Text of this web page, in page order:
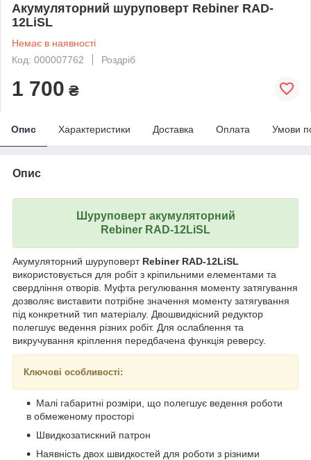
Акумуляторний шуруповерт Rebiner RAD-
12LiSL
Немає в наявності
Код: 000007762
Роздріб
1 700 ₴
Опис Характеристики Доставка Оплата Умови
Опис
Шуруповерт акумуляторний
Rebiner RAD-12LiSL
Акумуляторний шуруповерт Rebiner RAD-12LiSL
використовується для робіт з кріпильними елементами та
свердління отворів. Муфта регулювання моменту затягування
дозволяє виставити потрібне значення моменту затягування
під конкретний тип матеріалу. Двошвидкісний редуктор
полегшує ведення різних робіт. Для ослаблення та
викручування кріплення передбачена функція реверсу.
Ключові особливості:
Малі габаритні розміри, що полегшує ведення роботи
в обмеженому просторі
Швидкозатискний патрон
Наявність двох швидкостей для роботи з різними